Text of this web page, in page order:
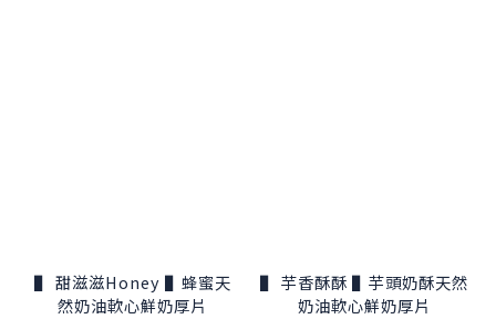
▌ 甜滋滋Honey ▌蜂蜜天
然奶油軟心鮮奶厚片
▌ 芋香酥酥 ▌芋頭奶酥天然
奶油軟心鮮奶厚片